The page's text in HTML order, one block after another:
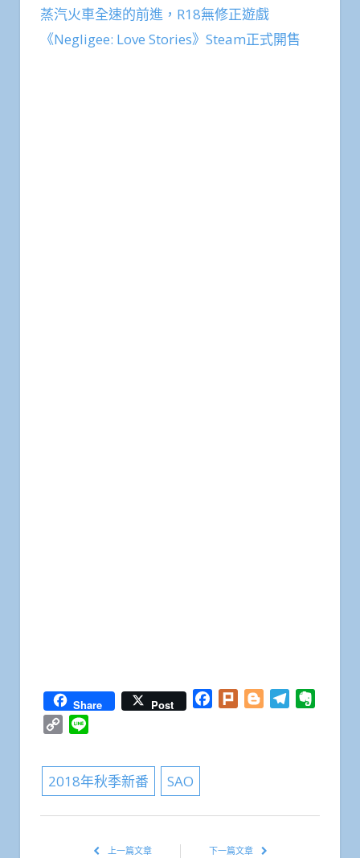
蒸汽火車全速的前進，R18無修正遊戲
《Negligee: Love Stories》Steam正式開售
Share Post Facebook
Plurk BloggerTelegram
Copy
2018年秋季新番 SAO
上一篇文章 下一篇文章